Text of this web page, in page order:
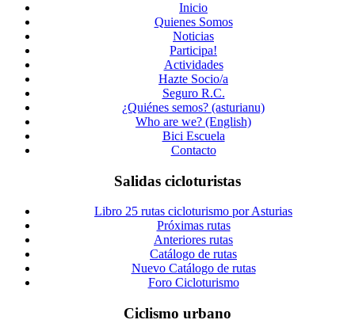
Inicio
Quienes Somos
Noticias
Participa!
Actividades
Hazte Socio/a
Seguro R.C.
¿Quiénes semos? (asturianu)
Who are we? (English)
Bici Escuela
Contacto
Salidas cicloturistas
Libro 25 rutas cicloturismo por Asturias
Próximas rutas
Anteriores rutas
Catálogo de rutas
Nuevo Catálogo de rutas
Foro Cicloturismo
Ciclismo urbano